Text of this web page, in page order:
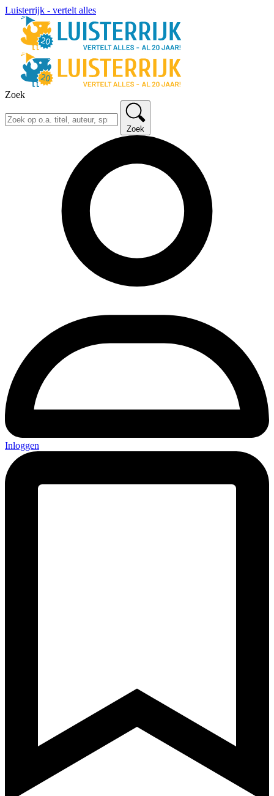
Luisterrijk - vertelt alles
Zoek
Zoek
Inloggen